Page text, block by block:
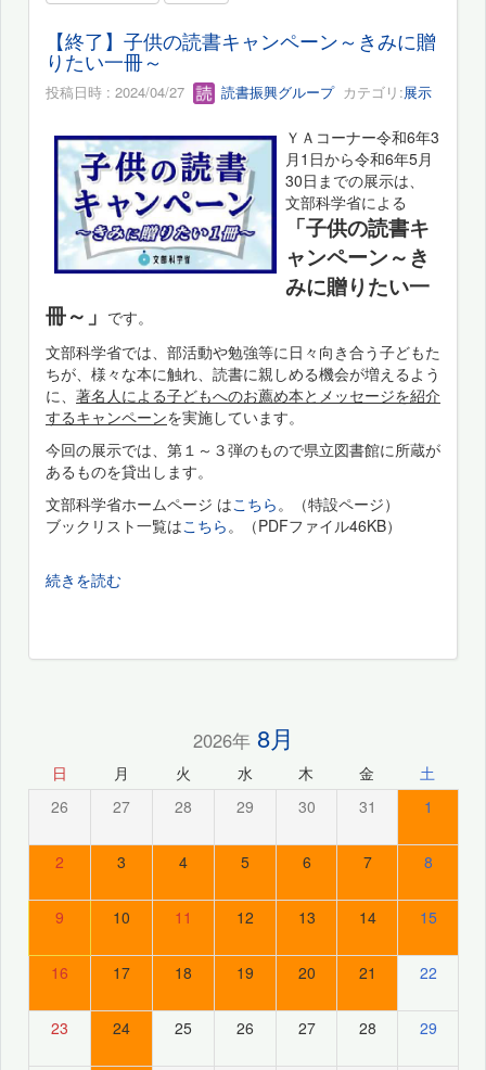
【終了】子供の読書キャンペーン～きみに贈
りたい一冊～
投稿日時 : 2024/04/27 読書振興グループカテゴリ:展示
ＹＡコーナー令和6年3
月1日から令和6年5月
30日までの展示は、
文部科学省による
「子供の読書キ
ャンペーン～き
みに贈りたい一
冊～」 です。
文部科学省では、部活動や勉強等に日々向き合う子どもた
ちが、様々な本に触れ、読書に親しめる機会が増えるよう
に、 著名人による子どもへのお薦め本とメッセージを紹介
するキャンペーンを実施しています。
今回の展示では、第１～３弾のもので県立図書館に所蔵が
あるものを貸出します。
文部科学省ホームページ はこちら。（特設ページ）
ブックリスト一覧はこちら。（PDFファイル46KB）
続きを読む
2026年8月
日 月 火 水 木 金 土
26 27 28 29 30 31 1
2 3 4 5 6 7 8
9 10 11 12 13 14 15
16 17 18 19 20 21 22
23 24 25 26 27 28 29